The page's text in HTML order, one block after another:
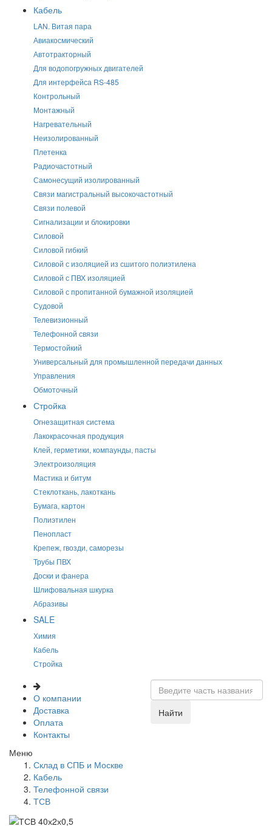
Кабель
LAN. Витая пара
Авиакосмический
Автотракторный
Для водопогружных двигателей
Для интерфейса RS-485
Контрольный
Монтажный
Нагревательный
Неизолированный
Плетенка
Радиочастотный
Самонесущий изолированный
Связи магистральный высокочастотный
Связи полевой
Сигнализации и блокировки
Силовой
Силовой гибкий
Силовой с изоляцией из сшитого полиэтилена
Силовой с ПВХ изоляцией
Силовой с пропитанной бумажной изоляцией
Судовой
Телевизионный
Телефонной связи
Термостойкий
Универсальный для промышленной передачи данных
Управления
Обмоточный
Стройка
Огнезащитная система
Лакокрасочная продукция
Клей, герметики, компаунды, пасты
Электроизоляция
Мастика и битум
Стеклоткань, лакоткань
Бумага, картон
Полиэтилен
Пенопласт
Крепеж, гвозди, саморезы
Трубы ПВХ
Доски и фанера
Шлифовальная шкурка
Абразивы
SALE
Химия
Кабель
Стройка
О компании
Доставка
Оплата
Контакты
Найти
Меню
Склад в СПБ и Москве
Кабель
Телефонной связи
ТСВ